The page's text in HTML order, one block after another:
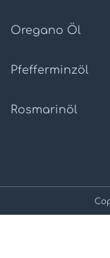
Oregano Öl
Pfefferminzöl
Rosmarinöl